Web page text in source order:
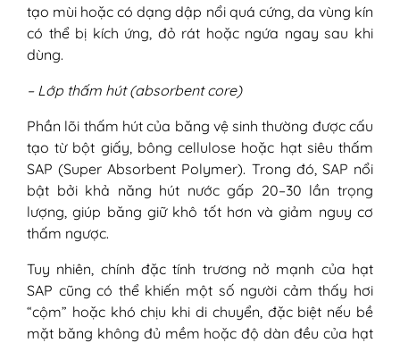
tạo mùi hoặc có dạng dập nổi quá cứng, da vùng kín
có thể bị kích ứng, đỏ rát hoặc ngứa ngay sau khi
dùng.
– Lớp thấm hút (absorbent core)
Phần lõi thấm hút của băng vệ sinh thường được cấu
tạo từ bột giấy, bông cellulose hoặc hạt siêu thấm
SAP (Super Absorbent Polymer). Trong đó, SAP nổi
bật bởi khả năng hút nước gấp 20–30 lần trọng
lượng, giúp băng giữ khô tốt hơn và giảm nguy cơ
thấm ngược.
Tuy nhiên, chính đặc tính trương nở mạnh của hạt
SAP cũng có thể khiến một số người cảm thấy hơi
“cộm” hoặc khó chịu khi di chuyển, đặc biệt nếu bề
mặt băng không đủ mềm hoặc độ dàn đều của hạt